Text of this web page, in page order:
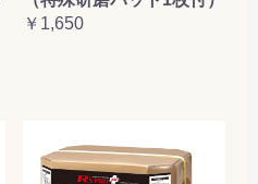
￥1,650